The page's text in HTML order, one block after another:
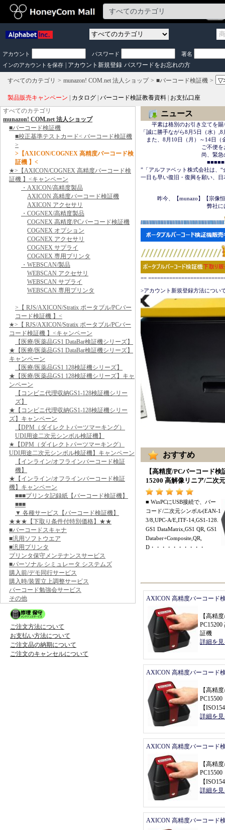
アカウント パスワード
署名
インのアカウントを保存
アカウント新規登録 パスワードをお忘れの方
すべてのカテゴリ munazon! COM.net 法人ショップ ■バーコード検証機
製品販売キャンペーン カタログ バーコード検証教養資料
お支払口座
すべてのカテゴリ
munazon! COM.net 法人ショップ
■バーコード検証機
■校正基準テストカード< バーコード検証機
>
>【AXICON/COGNEX 高精度バーコード検
証機 】<
★>【AXICON/COGNEX 高精度バーコード検
証機 】<キャンペーン
・AXICON/高精度製品
AXICON 高精度バーコード検証機
AXICON アクセサリ
・COGNEX/高精度製品
COGNEX 高精度/PCバーコード検証機
COGNEX オプション
COGNEX アクセサリ
COGNEX サプライ
COGNEX 専用プリンタ
・WEBSCAN/製品
WEBSCAN アクセサリ
WEBSCAN サプライ
WEBSCAN 専用プリンタ
>【 RJS/AXICON/Stratix ポータブル/PCバー
コード検証機 】<
★>【 RJS/AXICON/Stratix ポータブル/PCバー
コード検証機 】<キャンペーン
【医療/医薬品GS1 DataBar検証機シリーズ】
★【医療/医薬品GS1 DataBar検証機シリーズ】
キャンペーン
【医療/医薬品GS1 128検証機シリーズ】
★【医療/医薬品GS1 128検証機シリーズ】キャ
ンペーン
【コンビニ代理収納GS1-128検証機シリー
ズ】
★【コンビニ代理収納GS1-128検証機シリー
ズ】キャンペーン
【DPM（ダイレクトパーツマーキング）
UDI用途二次元シンボル検証機】
★【DPM（ダイレクトパーツマーキング）
UDI用途二次元シンボル検証機】キャンペーン
【インライン/オフラインバーコード検証
機】
★【インライン/オフラインバーコード検証
機】キャンペーン
■■■プリンタ記録紙【バーコード検証機】
■■■
▼ 各種サービス【バーコード検証機】
★★★【下取り条件付特別価格】★★
■バーコードスキャナ
■汎用ソフトウエア
■汎用プリンタ
プリンタ保守メンテナンスサービス
■パーソナル シミュレータ システムズ
購入前/デモ同行サービス
購入時/装置立上調整サービス
バーコード勉強会サービス
その他
ご注文方法について
お支払い方法について
ご注文品の納期について
ご注文のキャンセルについて
ニュース
平素は格別のお引き立てを賜
「誠に勝手ながら8月5日（水）
また、8月10日（月）～14日（
ご不便をおかけ致しま
尚、緊急の場合は
■■■■■■＜＜     応援
”「アルファベット株式会社は、
一日も早い復旧・復興を願い、
昨今、【munazo】【宗像恒憲
弊社には一切関係はご
==
>アカウント新規登録方法につい
おすすめ
【高精度/PCバーコード検
15200 高解像リニア/二次
■ WinPCにUSB接続で
バー
コード/二次元シンボル(EAN-1
3/8,UPC-A/E,ITF-14,GS1-128.
GS1 DataMatrix,GS1 QR, GS1
Databer+Composite,QR,
D ・・・・・・・・・・
AXICON 高精度バーコード
【高精
証機
詳細を
AXICON 高精度バーコード
【高精
【
詳細を
AXICON 高精度バーコード
【高精
【
詳細を
AXICON 高精度バーコード